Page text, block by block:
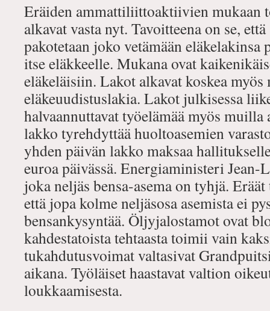
Eräiden ammattiliittoaktiivien mukaan
alkavat vasta nyt. Tavoitteena on se,
pakotetaan joko vetämään eläkelakinsa
itse eläkkeelle. Mukana ovat
eläkeläisiin. Lakot alkavat koskea
eläkeuudistuslakia. Lakot julkisessa
halvaannuttavat työelämää myös
lakko tyrehdyttää huoltoasemien
yhden päivän lakko maksaa
euroa päivässä. Energiaministeri
joka neljäs bensa-asema on tyhjä.
että jopa kolme neljäsosa asemista ei
bensankysyntää. Öljyjalostamot ovat
kahdestatoista tehtaasta toimii vain
tukahdutusvoimat valtasivat
aikana. Työläiset haastavat valtion
loukkaamisesta.